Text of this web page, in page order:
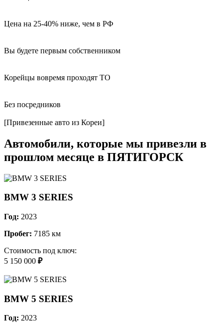
Цена на 25-40% ниже, чем в РФ
Вы будете первым cобственником
Корейцы вовремя проходят ТО
Без посредников
[Привезенные авто из Кореи]
Автомобили, которые мы привезли в
прошлом месяце в ПЯТИГОРСК
BMW 3 SERIES
Год: 2023
Пробег: 7185 км
Стоимость под ключ:
5 150 000 ₽
BMW 5 SERIES
Год: 2023